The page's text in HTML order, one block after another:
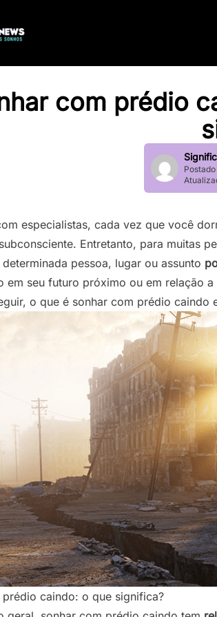
com prédio
especialistas, cada vez que você
Entretanto, para muitas
pessoa, lugar ou assunto
em seu futuro próximo ou em relação a
o que é sonhar com prédio
prédio caindo: o que significa?